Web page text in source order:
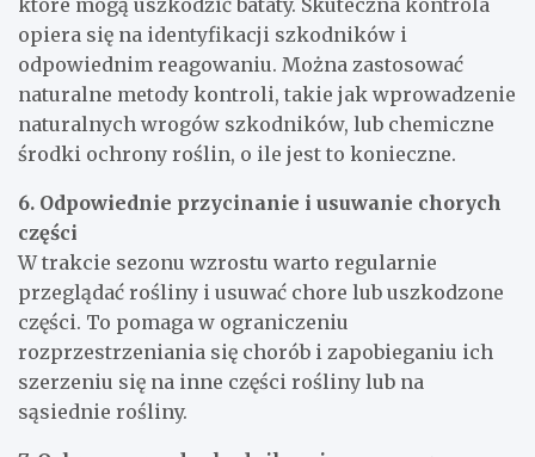
opiera się na identyfikacji szkodników i
odpowiednim reagowaniu. Można zastosować
naturalne metody kontroli, takie jak wprowadzenie
naturalnych wrogów szkodników, lub chemiczne
środki ochrony roślin, o ile jest to konieczne.
6. Odpowiednie przycinanie i usuwanie chorych
części
W trakcie sezonu wzrostu warto regularnie
przeglądać rośliny i usuwać chore lub uszkodzone
części. To pomaga w ograniczeniu
rozprzestrzeniania się chorób i zapobieganiu ich
szerzeniu się na inne części rośliny lub na
sąsiednie rośliny.